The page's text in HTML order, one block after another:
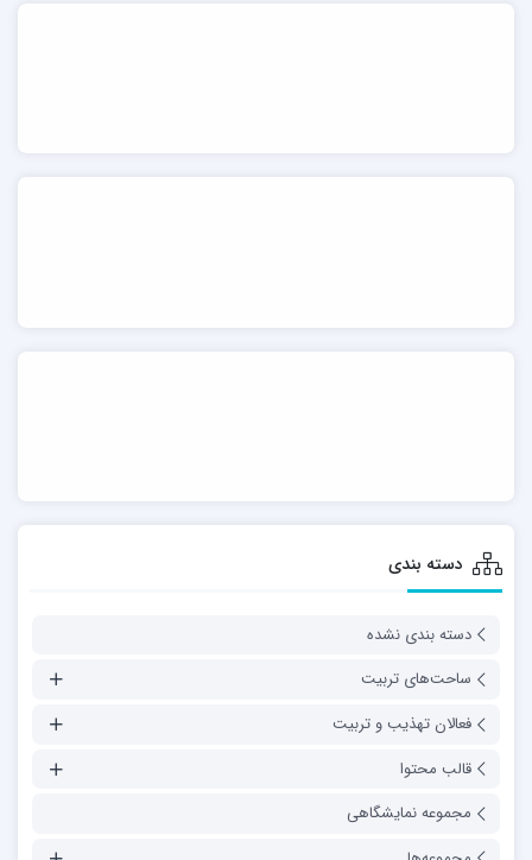
دسته بندی
دسته بندی نشده
ساحت‌های تربیت
فعالان تهذیب و تربیت
قالب محتوا
مجموعه نمایشگاهی